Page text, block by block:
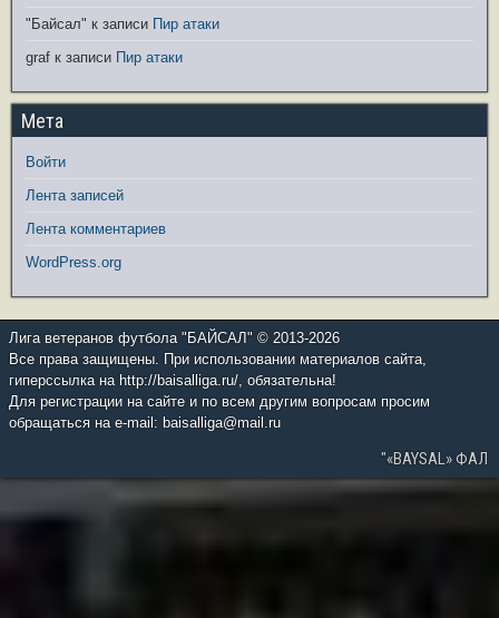
"Байсал" к записи Пир атаки
graf к записи Пир атаки
Мета
Войти
Лента записей
Лента комментариев
WordPress.org
Лига ветеранов футбола "БАЙСАЛ" © 2013-2026
Все права защищены. При использовании материалов сайта,
гиперссылка на http://baisalliga.ru/, обязательна!
Для регистрации на сайте и по всем другим вопросам просим
обращаться на e-mail: baisalliga@mail.ru
"«BAYSAL» ФАЛ